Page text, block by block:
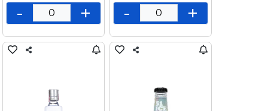
- + - +